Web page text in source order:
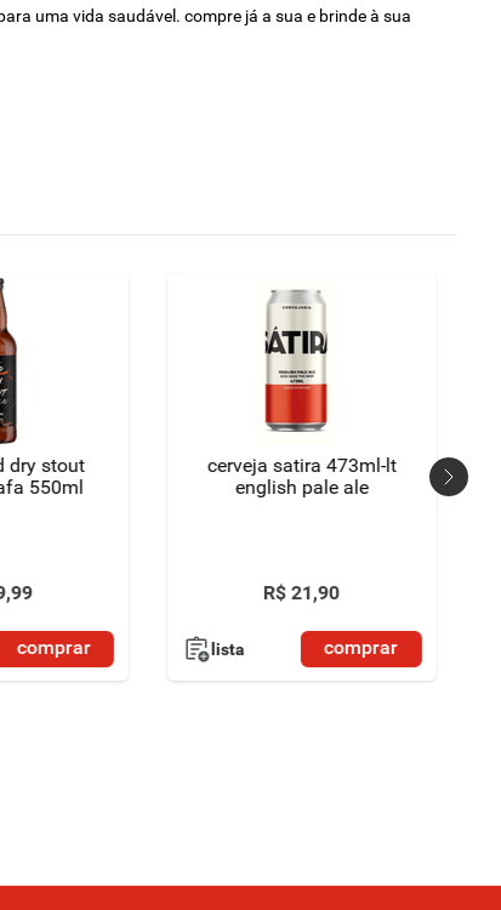
uma vida saudável. compre já a sua e brinde à sua